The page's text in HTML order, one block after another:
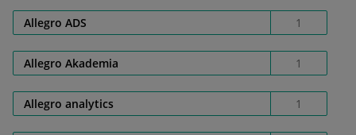
Allegro ADS 1
Allegro Akademia 1
Allegro analytics 1